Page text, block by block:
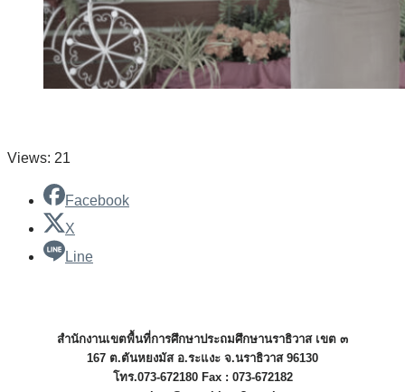
Views: 21
Facebook
X
Line
สำนักงานเขตพื้นที่การศึกษาประถมศึกษานราธิวาส เขต ๓
167 ต.ตันหยงมัส อ.ระแงะ จ.นราธิวาส 96130
โทร.073-672180 Fax : 073-672182